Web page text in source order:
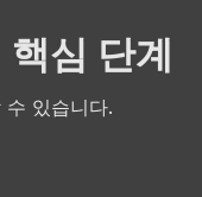
심 단계
있습니다.